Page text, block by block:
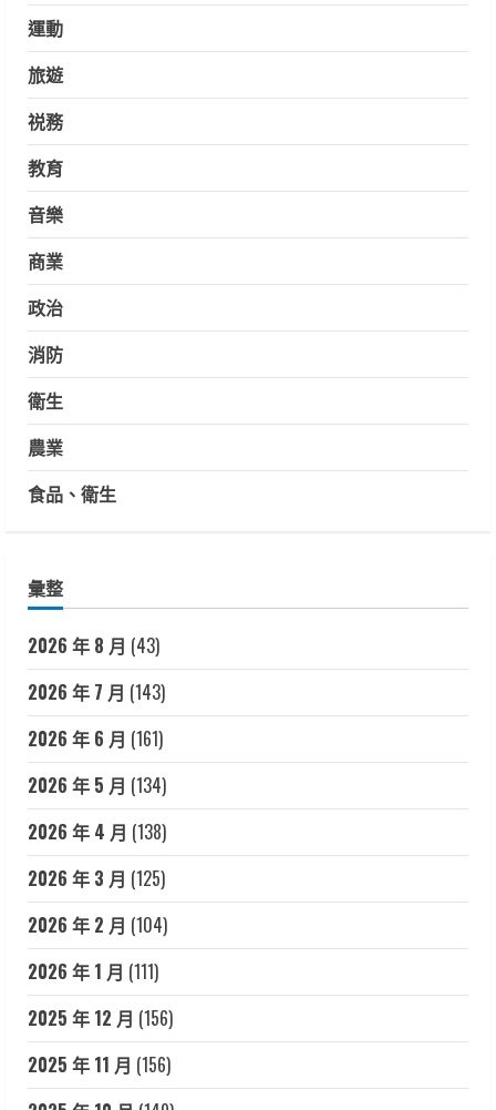
運動
旅遊
祱務
教育
音樂
商業
政治
消防
衛生
農業
食品、衛生
彙整
2026 年 8 月 (43)
2026 年 7 月 (143)
2026 年 6 月 (161)
2026 年 5 月 (134)
2026 年 4 月 (138)
2026 年 3 月 (125)
2026 年 2 月 (104)
2026 年 1 月 (111)
2025 年 12 月 (156)
2025 年 11 月 (156)